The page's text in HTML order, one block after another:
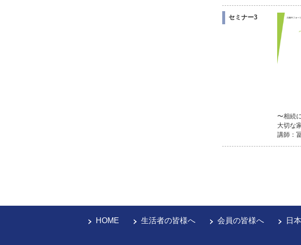
セミナー3
〜相続
大切な
講師：
HOME 生活者の皆様へ 会員の皆様へ 日